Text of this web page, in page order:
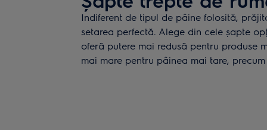
Indiferent de tipul de pâine folosită,
setarea perfectă. Alege din cele șapte
oferă putere mai redusă pentru produse
mai mare pentru pâinea mai tare,